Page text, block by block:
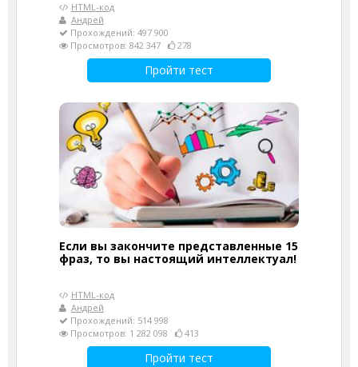
HTML-код
Андрей
Прохождений: 497 900
Просмотров: 842 347
278
Пройти тест
Если вы закончите представленные 15
фраз, то вы настоящий интеллектуал!
HTML-код
Андрей
Прохождений: 514 998
Просмотров: 1 282 098
413
Пройти тест